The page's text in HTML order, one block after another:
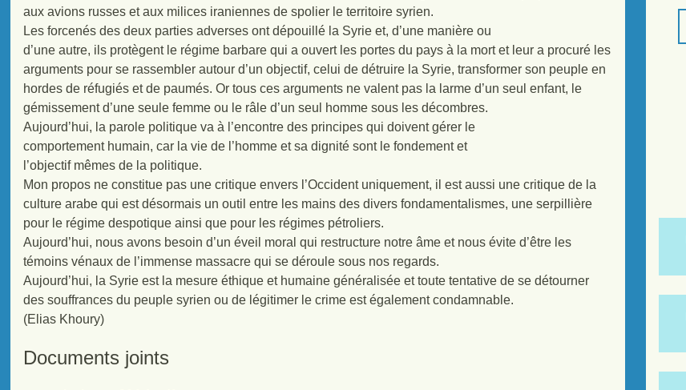
aux avions russes et aux milices iraniennes de spolier le territoire syrien.
Les forcenés des deux parties adverses ont dépouillé la Syrie et, d’une manière ou
d’une autre, ils protègent le régime barbare qui a ouvert les portes du pays à la mort et leur a procuré les
arguments pour se rassembler autour d’un objectif, celui de détruire la Syrie, transformer son peuple en
hordes de réfugiés et de paumés. Or tous ces arguments ne valent pas la larme d’un seul enfant, le
gémissement d’une seule femme ou le râle d’un seul homme sous les décombres.
Aujourd’hui, la parole politique va à l’encontre des principes qui doivent gérer le
comportement humain, car la vie de l’homme et sa dignité sont le fondement et
l’objectif mêmes de la politique.
Mon propos ne constitue pas une critique envers l’Occident uniquement, il est aussi une critique de la
culture arabe qui est désormais un outil entre les mains des divers fondamentalismes, une serpillière
pour le régime despotique ainsi que pour les régimes pétroliers.
Aujourd’hui, nous avons besoin d’un éveil moral qui restructure notre âme et nous évite d’être les
témoins vénaux de l’immense massacre qui se déroule sous nos regards.
Aujourd’hui, la Syrie est la mesure éthique et humaine généralisée et toute tentative de se détourner
des souffrances du peuple syrien ou de légitimer le crime est également condamnable.
(Elias Khoury)
Documents joints